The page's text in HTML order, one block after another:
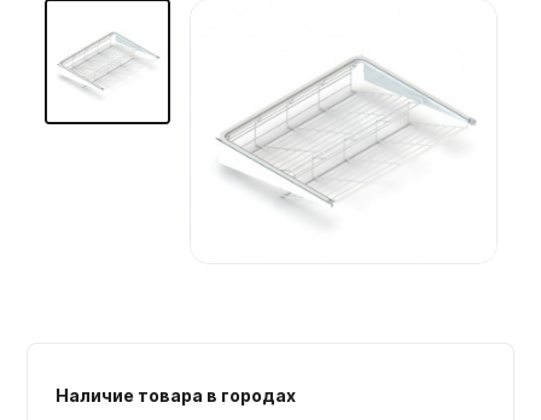
Мебельные образцы, каталоги
Наличие товара в городах